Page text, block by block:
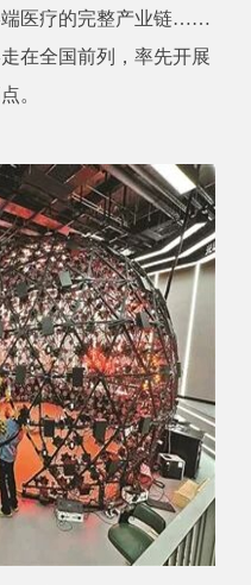
端医疗的完整产业链……
在全国前列，率先开展
。